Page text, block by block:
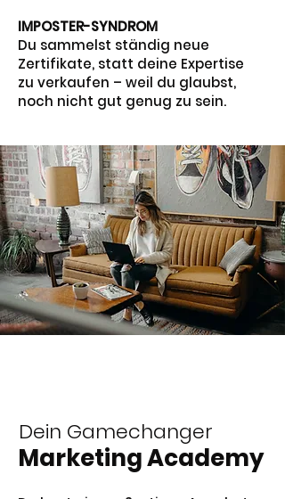
IMPOSTER-SYNDROM
Du sammelst ständig neue
Zertifikate, statt deine Expertise
zu verkaufen – weil du glaubst,
noch nicht gut genug zu sein.
Dein Gamechanger
Marketing Academy